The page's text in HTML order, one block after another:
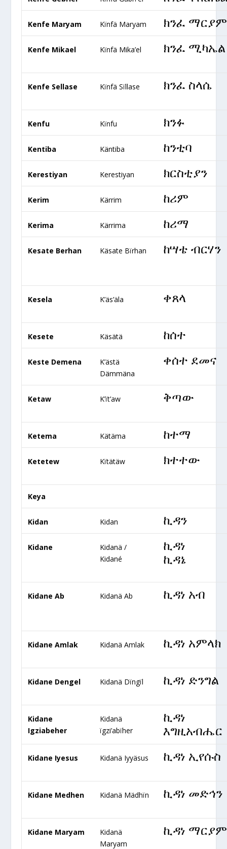
Kenfe Maryam Kïnfä Maryam ክንፈ ማርያም
Kenfe Mikael Kïnfä Mika’el ክንፈ ሚካኤል
Kenfe Sellase Kïnfä Sïllase ክንፈ ስላሴ
Kenfu Kïnfu ክንፉ
Kentiba Käntiba ከንቲባ
Kerestiyan Kerestiyan ክርስቲያን
Kerim Kärrim ከሪም
Kerima Kärrima ከሪማ
Kesate Berhan Käsate Bïrhan ከሣቴ ብርሃን
Kesela K’äs’äla ቀጸላ
Kesete Käsätä ከሰተ
Keste Demena
K’ästä
Dämmäna
ቀሰተ ደመና
Ketaw K’ït’aw ቅጣው
Ketema Kätäma ከተማ
Ketetew Kïtätäw ክተተው
Keya
Kidan Kidan ኪዳን
Kidane
Kidanä /
Kidané
ኪዳነ
ኪዳኔ
Kidane Ab Kidanä Ab ኪዳነ አብ
Kidane Amlak Kidanä Amlak ኪዳነ አምላክ
Kidane Dengel Kidanä Dïngïl ኪዳነ ድንግል
Kidane
Igziabeher
Kidanä
ïgzi’abïher
ኪዳነ
እግዚአብሔር
Kidane Iyesus Kidanä Iyyäsus ኪዳነ ኢየሱስ
Kidane Medhen Kidanä Mädhïn ኪዳነ መድኅን
Kidane Maryam
Kidanä
Maryam
ኪዳነ ማርያም